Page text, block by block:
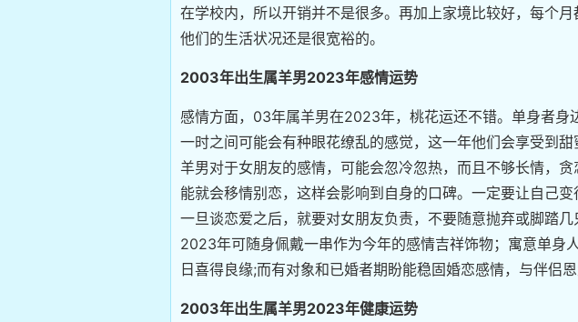
在学校内，所以开销并不是很多。再加上家境比较好，每个
他们的生活状况还是很宽裕的。
2003年出生属羊男2023年感情运势
感情方面，03年属羊男在2023年，桃花运还不错。单身者身
一时之间可能会有种眼花缭乱的感觉，这一年他们会享受到
羊男对于女朋友的感情，可能会忽冷忽热，而且不够长情，
能就会移情别恋，这样会影响到自身的口碑。一定要让自己
一旦谈恋爱之后，就要对女朋友负责，不要随意抛弃或脚踏
2023年可随身佩戴一串作为今年的感情吉祥饰物；寓意单身
日喜得良缘;而有对象和已婚者期盼能稳固婚恋感情，与伴侣恩
2003年出生属羊男2023年健康运势